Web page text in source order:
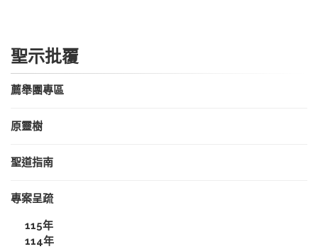
聖示批覆
薦舉團專區
原靈樹
聖道指南
專案呈疏
115年
114年